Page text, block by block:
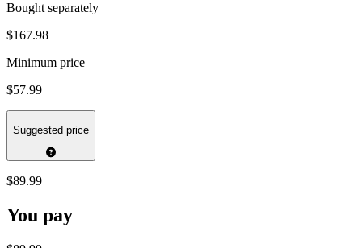
Bought separately
$167.98
Minimum price
$57.99
Suggested price
$89.99
You pay